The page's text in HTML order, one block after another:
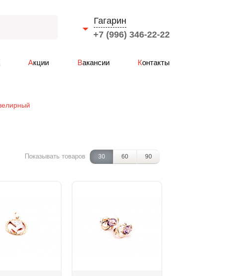
Гагарин
+7 (996) 346-22-22
Акции Вакансии Контакты
Показывать товаров 30 60 90